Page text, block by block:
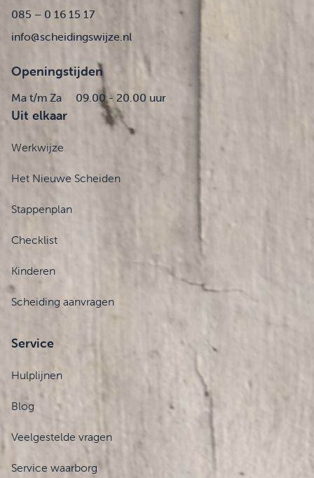
085 – 0 16 15 17
info@scheidingswijze.nl
Openingstijden
Ma t/m Za 09.00 - 20.00 uur
Uit elkaar
Werkwijze
Het Nieuwe Scheiden
Stappenplan
Checklist
Kinderen
Scheiding aanvragen
Service
Hulplijnen
Blog
Veelgestelde vragen
Service waarborg